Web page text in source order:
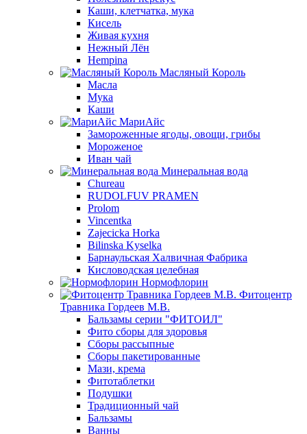
Каши, клетчатка, мука
Кисель
Живая кухня
Нежный Лён
Hempina
Масляный Король
Масла
Мука
Каши
МариАйс
Замороженные ягоды, овощи, грибы
Мороженое
Иван чай
Минеральная вода
Chureau
RUDOLFUV PRAMEN
Prolom
Vincentka
Zajecicka Horka
Bilinska Kyselka
Барнаульская Халвичная Фабрика
Кисловодская целебная
Нормофлорин
Фитоцентр
Травника Гордеев М.В.
Бальзамы серии "ФИТОИЛ"
Фито сборы для здоровья
Сборы рассыпные
Сборы пакетированные
Мази, крема
Фитотаблетки
Подушки
Традиционный чай
Бальзамы
Ванны